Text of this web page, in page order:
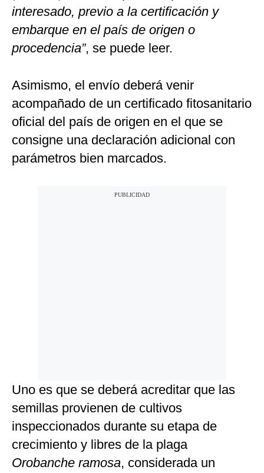
interesado, previo a la certificación y
embarque en el país de origen o
procedencia”, se puede leer.
Asimismo, el envío deberá venir
acompañado de un certificado fitosanitario
oficial del país de origen en el que se
consigne una declaración adicional con
parámetros bien marcados.
Uno es que se deberá acreditar que las
semillas provienen de cultivos
inspeccionados durante su etapa de
crecimiento y libres de la plaga
Orobanche ramosa, considerada un